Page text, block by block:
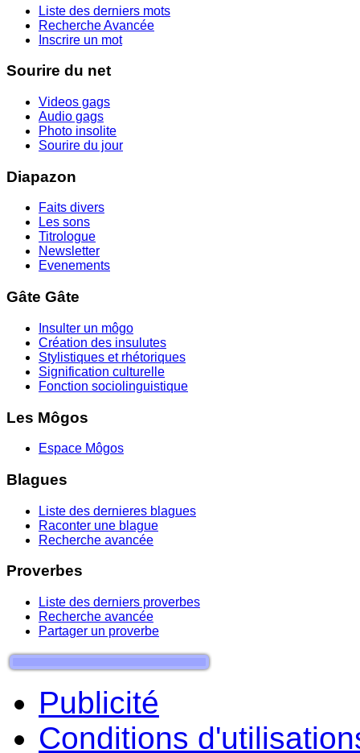
Liste des derniers mots
Recherche Avancée
Inscrire un mot
Sourire du net
Videos gags
Audio gags
Photo insolite
Sourire du jour
Diapazon
Faits divers
Les sons
Titrologue
Newsletter
Evenements
Gâte Gâte
Insulter un môgo
Création des insulutes
Stylistiques et rhétoriques
Signification culturelle
Fonction sociolinguistique
Les Môgos
Espace Môgos
Blagues
Liste des dernieres blagues
Raconter une blague
Recherche avancée
Proverbes
Liste des derniers proverbes
Recherche avancée
Partager un proverbe
Publicité
Conditions